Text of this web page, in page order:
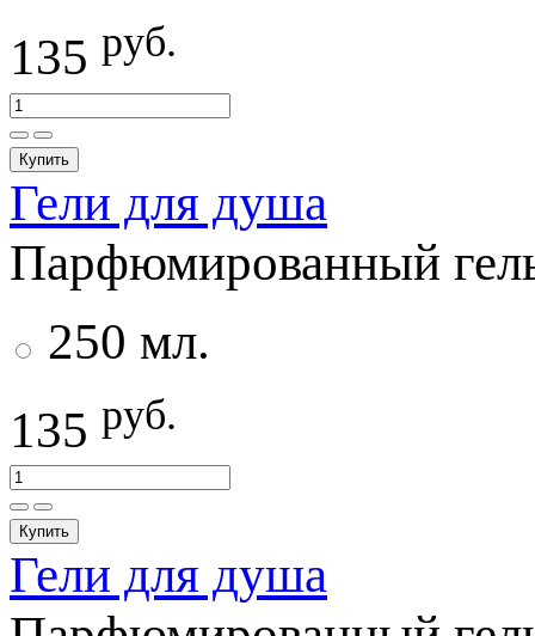
135 руб.
Купить
Гели для душа
Парфюмированный
250 мл.
135 руб.
Купить
Гели для душа